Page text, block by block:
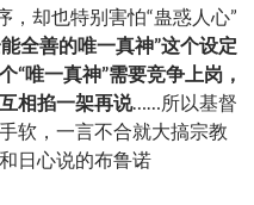
，却也特别害怕“蛊惑人心”
全善的唯一真神”这个设定
“唯一真神”需要竞争上岗，
相掐一架再说……所以基督
软，一言不合就大搞宗教
日心说的布鲁诺